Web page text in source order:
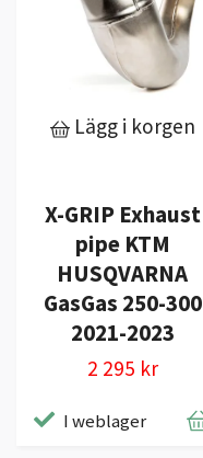
Lägg i korgen
X-GRIP Exhaust
pipe KTM
HUSQVARNA
GasGas 250-300
2021-2023
2 295 kr
I weblager